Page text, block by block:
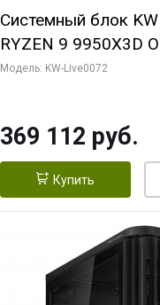
Системный блок
RYZEN 9 9950X3D
ОЗУ/ MSI RTX5080
Модель: KW-Live0072
369 112 руб.
Купить